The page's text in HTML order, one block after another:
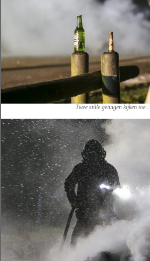
Twee stille getuigen kijken toe...